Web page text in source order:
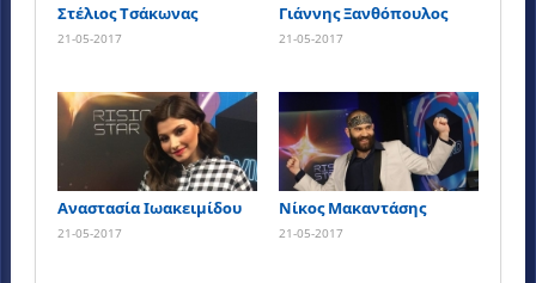
Στέλιος Τσάκωνας
21-05-2017
Γιάννης Ξανθόπουλος
21-05-2017
Αναστασία Ιωακειμίδου
21-05-2017
Νίκος Μακαντάσης
21-05-2017